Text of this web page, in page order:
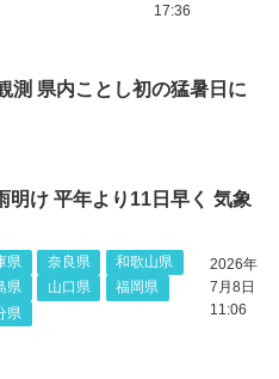
17:36
測 県内ことし初の猛暑日に
明け 平年より11日早く 気象
県 奈良県
和歌山県
県 山口県
福岡県
県
2026年
7月8日
11:06